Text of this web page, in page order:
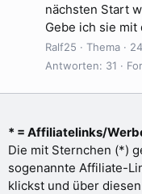
nächsten Start
Gebe ich sie
Ralf25 Thema
Antworten: 31
* = Affiliatelinks/
Die mit Sternchen (*)
sogenannte Affiliate-
klickst und über